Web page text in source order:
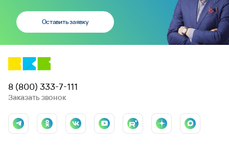
Оставить заявку
8 (800) 333-7-111
Заказать звонок